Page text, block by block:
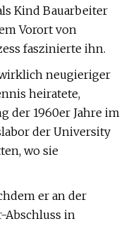
Kind Bauarbeiter
Vorort von
faszinierte ihn.
neugieriger
heiratete,
der 1960er Jahre im
der University
wo sie
er an der
Abschluss in